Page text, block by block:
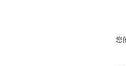
您